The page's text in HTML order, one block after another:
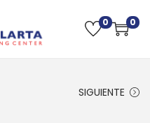
0 0
SIGUIENTE